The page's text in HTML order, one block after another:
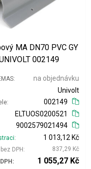
MA DN70 PVC GY
002149
na objednávku
Univolt
002149
ELTUOS0200521
9002579021494
DPH
1 013,12 Kč
837,29 Kč
1 055,27 Kč